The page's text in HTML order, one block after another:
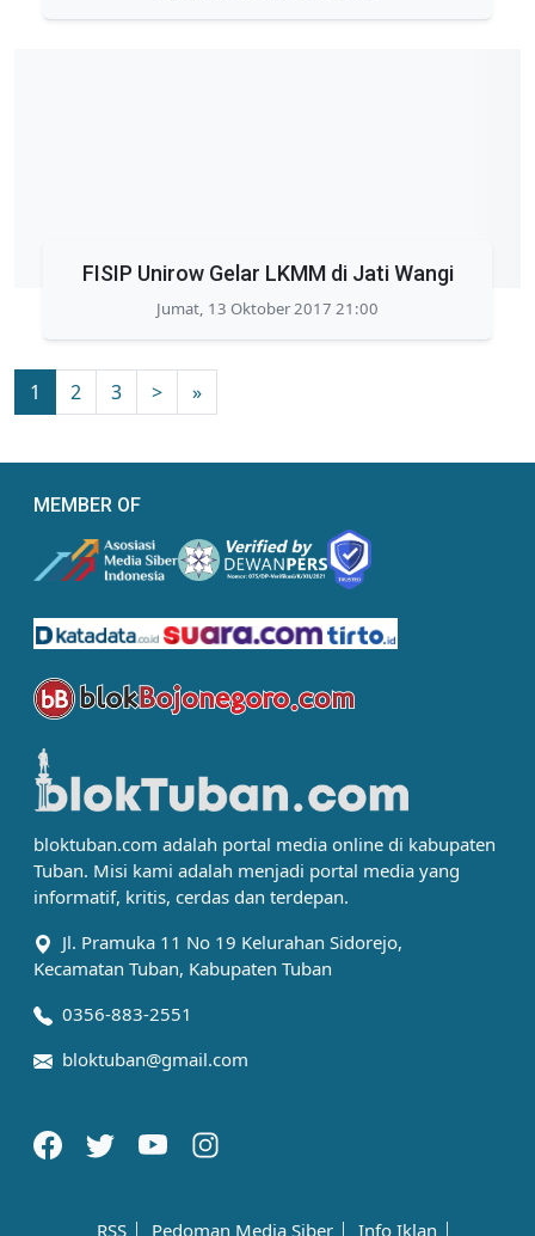
FISIP Unirow Gelar LKMM di Jati Wangi
Jumat, 13 Oktober 2017 21:00
1 2 3 > »
MEMBER OF
bloktuban.com adalah portal media online di kabupaten
Tuban. Misi kami adalah menjadi portal media yang
informatif, kritis, cerdas dan terdepan.
Jl. Pramuka 11 No 19 Kelurahan Sidorejo,
Kecamatan Tuban, Kabupaten Tuban
0356-883-2551
bloktuban@gmail.com
RSS Pedoman Media Siber Info Iklan